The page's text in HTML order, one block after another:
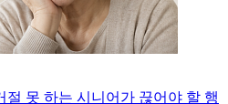
절 못 하는 시니어가 끊어야 할 행